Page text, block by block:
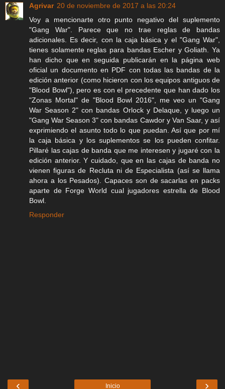
Agrivar 20 de noviembre de 2017 a las 20:24
Voy a mencionarte otro punto negativo del suplemento
"Gang War". Parece que no trae reglas de bandas
adicionales. Es decir, con la caja básica y el "Gang War",
tienes solamente reglas para bandas Escher y Goliath. Ya
han dicho que en seguida publicarán en la página web
oficial un documento en PDF con todas las bandas de la
edición anterior (como hicieron con los equipos antiguos de
"Blood Bowl"), pero es con el precedente que han dado los
"Zonas Mortal" de "Blood Bowl 2016", me veo un "Gang
War Season 2" con bandas Orlock y Delaque, y luego un
"Gang War Season 3" con bandas Cawdor y Van Saar, y así
exprimiendo el asunto todo lo que puedan. Así que por mí
la caja básica y los suplementos se los pueden confitar.
Pillaré las cajas de banda que me interesen y jugaré con la
edición anterior. Y cuidado, que en las cajas de banda no
vienen figuras de Recluta ni de Especialista (así se llama
ahora a los Pesados). Capaces son de sacarlas en packs
aparte de Forge World cual jugadores estrella de Blood
Bowl.
Responder
‹ ›
Inicio